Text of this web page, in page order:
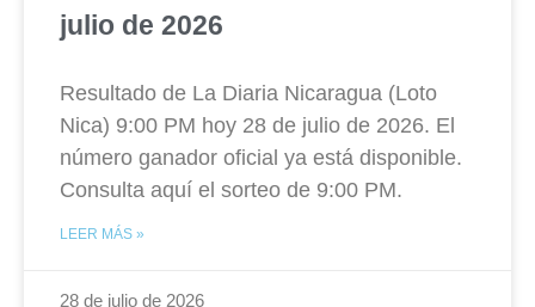
julio de 2026
Resultado de La Diaria Nicaragua (Loto
Nica) 9:00 PM hoy 28 de julio de 2026. El
número ganador oficial ya está disponible.
Consulta aquí el sorteo de 9:00 PM.
LEER MÁS »
28 de julio de 2026